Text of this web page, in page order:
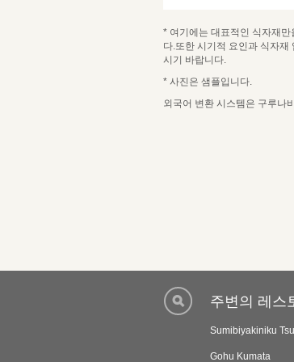
* 여기에는 대표적인 식자재만
다.또한 시기적 요인과 식자재
시기 바랍니다.
* 사진은 샘플입니다.
외국어 변환 시스템은 구루나
내점 일시
주변의 레스
Sumibiyakiniku
Gohu Kumata